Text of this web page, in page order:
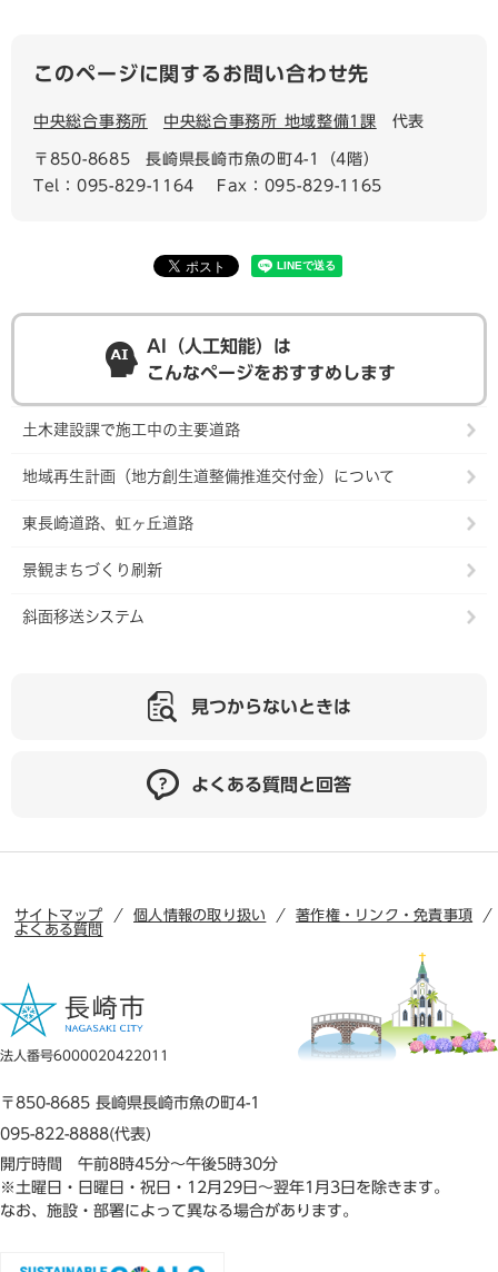
このページに関するお問い合わせ先
中央総合事務所 中央総合事務所 地域整備1課 代表
〒850-8685
長崎県長崎市魚の町4-1（4階）
Tel：095-829-1164
Fax：095-829-1165
AI（人工知能）は
こんなページをおすすめします
土木建設課で施工中の主要道路
地域再生計画（地方創生道整備推進交付金）について
東長崎道路、虹ヶ丘道路
景観まちづくり刷新
斜面移送システム
見つからないときは
よくある質問と回答
サイトマップ 個人情報の取り扱い
著作権・リンク・免責事項
よくある質問
法人番号6000020422011
〒850-8685 長崎県長崎市魚の町4-1
095-822-8888(代表)
開庁時間 午前8時45分～午後5時30分
※土曜日・日曜日・祝日・12月29日～翌年1月3日を除きます。
なお、施設・部署によって異なる場合があります。